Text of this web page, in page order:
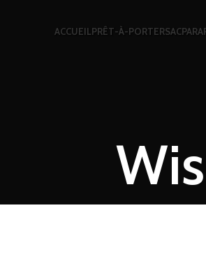
ACCUEIL PRÊT-À-PORTERSAC